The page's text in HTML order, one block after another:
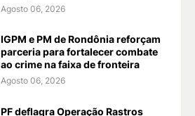
Agosto 06, 2026
IGPM e PM de Rondônia reforçam
parceria para fortalecer combate
ao crime na faixa de fronteira
Agosto 06, 2026
PF deflagra Operação Rastros